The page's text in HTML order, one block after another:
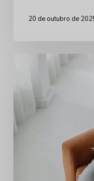
20 de outubro de
investimento
de